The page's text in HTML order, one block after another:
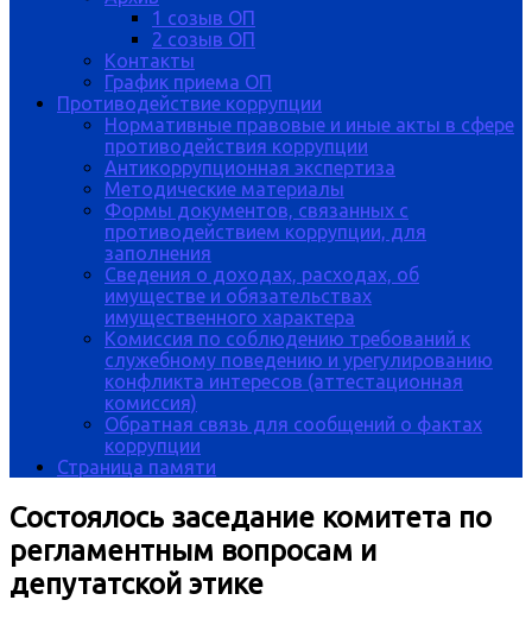
1 созыв ОП
2 созыв ОП
Контакты
График приема ОП
Противодействие коррупции
Нормативные правовые и иные акты в сфере
противодействия коррупции
Антикоррупционная экспертиза
Методические материалы
Формы документов, связанных с
противодействием коррупции, для
заполнения
Сведения о доходах, расходах, об
имуществе и обязательствах
имущественного характера
Комиссия по соблюдению требований к
служебному поведению и урегулированию
конфликта интересов (аттестационная
комиссия)
Обратная связь для сообщений о фактах
коррупции
Страница памяти
Состоялось заседание комитета по
регламентным вопросам и
депутатской этике